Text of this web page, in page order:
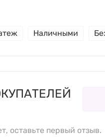
Наличными
оставьте первый отзыв.